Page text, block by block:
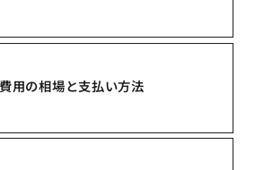
用の相場と支払い方法